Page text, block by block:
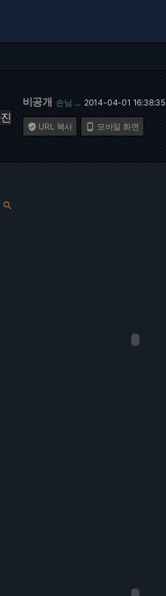
비공개 손님 … 2014-04-01 16:38:35
 URL 복사  모바일 화면
